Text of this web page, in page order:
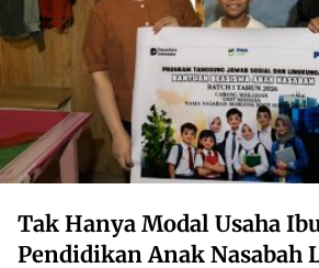
Tak Hanya Modal Usaha
Pendidikan Anak Nasabah